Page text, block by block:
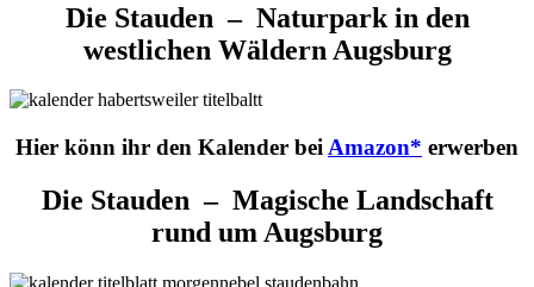
Die Stauden – Naturpark in den
westlichen Wäldern Augsburg
Hier könn ihr den Kalender beiAmazon* erwerben
Die Stauden – Magische Landschaft
rund um Augsburg